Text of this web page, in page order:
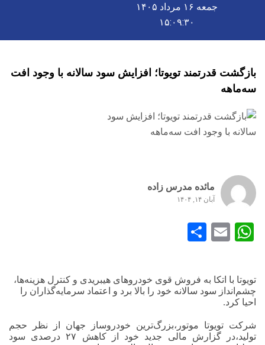
جمعه ۱۶ مرداد ۱۴۰۵
۱۵:۰۹:۳۱
بازگشت قدرتمند تویوتا؛ افزایش سود سالانه با وجود افت
سه‌ماهه
مائده مدرس زاده
آبان ۱۴, ۱۴۰۴
WhatsApp
Email
تویوتا با اتکا به فروش قوی خودروهای هیبریدی و کنترل هزینه‌ها،
چشم‌انداز سود سالانه خود را بالا برد و اعتماد سرمایه‌گذاران را
احیا کرد.
شرکت تویوتا موتور،بزرگ‌ترین خودروساز جهان از نظر حجم
تولید،در گزارش مالی جدید خود از کاهش ۲۷ درصدی سود